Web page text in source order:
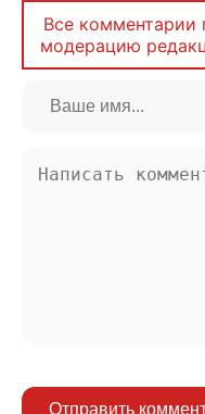
Все комментарии
модерацию
Отправить